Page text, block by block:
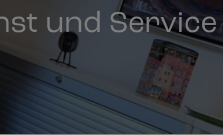
und Service